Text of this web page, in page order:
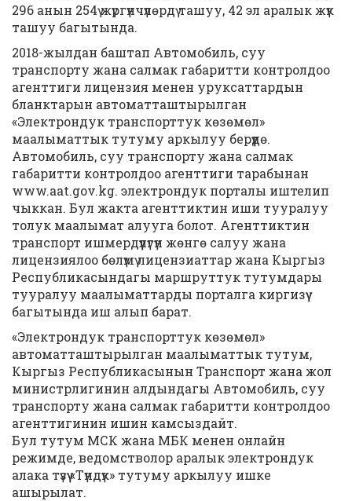
296 анын 254ү жүргүнчүлөрдү ташуу, 42 эл аралык жүк
ташуу багытында.
2018-жылдан баштап Автомобиль, суу
транспорту жана салмак габаритти контролдоо
агенттиги лицензия менен уруксаттардын
бланктарын автоматташтырылган
«Электрондук транспорттук көзөмөл»
маалыматтык тутуму аркылуу берүүдө.
Автомобиль, суу транспорту жана салмак
габаритти контролдоо агенттиги тарабынан
www.aat.gov.kg. электрондук порталы иштелип
чыккан. Бул жакта агенттиктин иши тууралуу
толук маалымат алууга болот. Агенттиктин
транспорт ишмердүүлүгүн жөнгө салуу жана
лицензиялоо бөлүмү лицензиаттар жана Кыргыз
Республикасындагы маршруттук тутумдары
тууралуу маалыматтарды порталга киргизүү
багытында иш алып барат.
«Электрондук транспорттук көзөмөл»
автоматташтырылган маалыматтык тутум,
Кыргыз Республикасынын Транспорт жана жол
министрлигинин алдындагы Автомобиль, суу
транспорту жана салмак габаритти контролдоо
агенттигинин ишин камсыздайт.
Бул тутум МСК жана МБК менен онлайн
режимде, ведомстволор аралык электрондук
алака түзүү «Түндүк» тутуму аркылуу ишке
ашырылат.